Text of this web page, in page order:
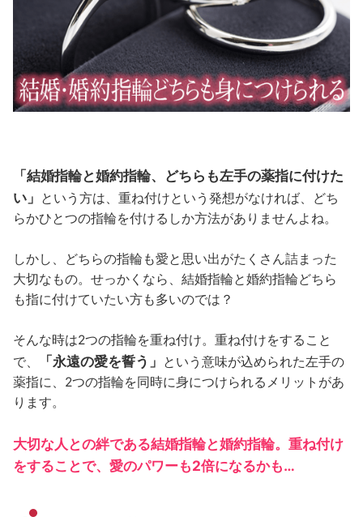
「結婚指輪と婚約指輪、どちらも左手の薬指に付けた
い」 という方は、重ね付けという発想がなければ、どち
らかひとつの指輪を付けるしか方法がありませんよね。
しかし、どちらの指輪も愛と思い出がたくさん詰まった
大切なもの。せっかくなら、結婚指輪と婚約指輪どちら
も指に付けていたい方も多いのでは？
そんな時は2つの指輪を重ね付け。重ね付けをすること
で、
「永遠の愛を誓う」 という意味が込められた左手の
薬指に、2つの指輪を同時に身につけられるメリットがあ
ります。
大切な人との絆である結婚指輪と婚約指輪。重ね付け
をすることで、愛のパワーも2倍になるかも…